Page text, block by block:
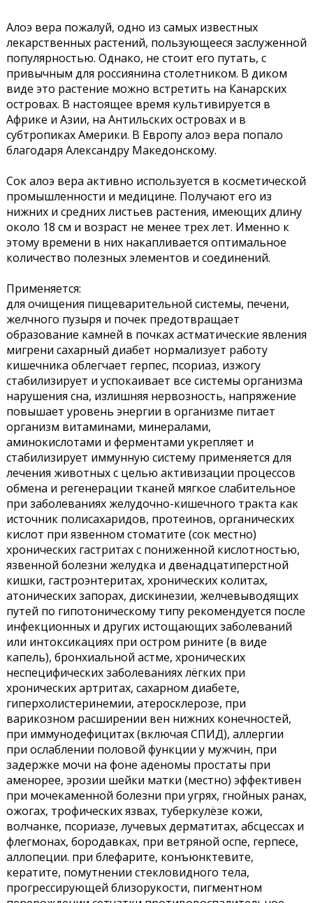
Алоэ вера пожалуй, одно из самых известных
лекарственных растений, пользующееся заслуженной
популярностью. Однако, не стоит его путать, с
привычным для россиянина столетником. В диком
виде это растение можно встретить на Канарских
островах. В настоящее время культивируется в
Африке и Азии, на Антильских островах и в
субтропиках Америки. В Европу алоэ вера попало
благодаря Александру Македонскому.
Сок алоэ вера активно используется в косметической
промышленности и медицине. Получают его из
нижних и средних листьев растения, имеющих длину
около 18 см и возраст не менее трех лет. Именно к
этому времени в них накапливается оптимальное
количество полезных элементов и соединений.
Применяется:
для очищения пищеварительной системы, печени,
желчного пузыря и почек предотвращает
образование камней в почках астматические явления
мигрени сахарный диабет нормализует работу
кишечника облегчает герпес, псориаз, изжогу
стабилизирует и успокаивает все системы организма
нарушения сна, излишняя нервозность, напряжение
повышает уровень энергии в организме питает
организм витаминами, минералами,
аминокислотами и ферментами укрепляет и
стабилизирует иммунную систему применяется для
лечения животных с целью активизации процессов
обмена и регенерации тканей мягкое слабительное
при заболеваниях желудочно-кишечного тракта как
источник полисахаридов, протеинов, органических
кислот при язвенном стоматите (сок местно)
хронических гастритах с пониженной кислотностью,
язвенной болезни желудка и двенадцатиперстной
кишки, гастроэнтеритах, хронических колитах,
атонических запорах, дискинезии, желчевыводящих
путей по гипотоническому типу рекомендуется после
инфекционных и других истощающих заболеваний
или интоксикациях при остром рините (в виде
капель), бронхиальной астме, хронических
неспецифических заболеваниях лёгких при
хронических артритах, сахарном диабете,
гиперхолистеринемии, атеросклерозе, при
варикозном расширении вен нижних конечностей,
при иммунодефицитах (включая СПИД), аллергии
при ослаблении половой функции у мужчин, при
задержке мочи на фоне аденомы простаты при
аменорее, эрозии шейки матки (местно) эффективен
при мочекаменной болезни при угрях, гнойных ранах,
ожогах, трофических язвах, туберкулёзе кожи,
волчанке, псориазе, лучевых дерматитах, абсцессах и
флегмонах, бородавках, при ветряной оспе, герпесе,
аллопеции. при блефарите, конъюнктевите,
кератите, помутнении стекловидного тела,
прогрессирующей близорукости, пигментном